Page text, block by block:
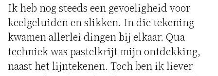
Ik heb nog steeds een gevoeligheid voor
keelgeluiden en slikken. In die tekening
kwamen allerlei dingen bij elkaar. Qua
techniek was pastelkrijt mijn ontdekking,
naast het lijntekenen. Toch ben ik liever